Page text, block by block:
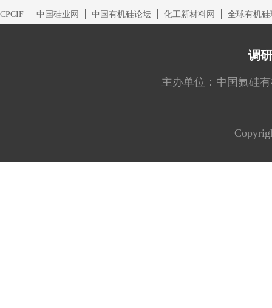
CPCIF 中国硅业网 中国有机硅论坛 化工新材料网 全球有机硅
调
主办单位：中国氟硅